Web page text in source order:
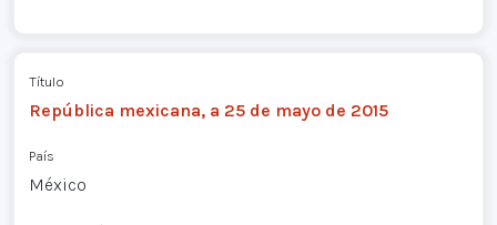
Título
República mexicana, a 25 de mayo de 2015
País
México